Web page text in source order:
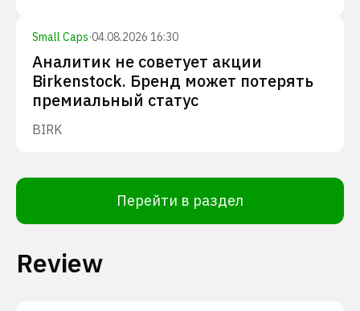
Small Caps·04.08.2026 16:30
Аналитик не советует акции
Birkenstock. Бренд может потерять
премиальный статус
BIRK
Перейти в раздел
Review